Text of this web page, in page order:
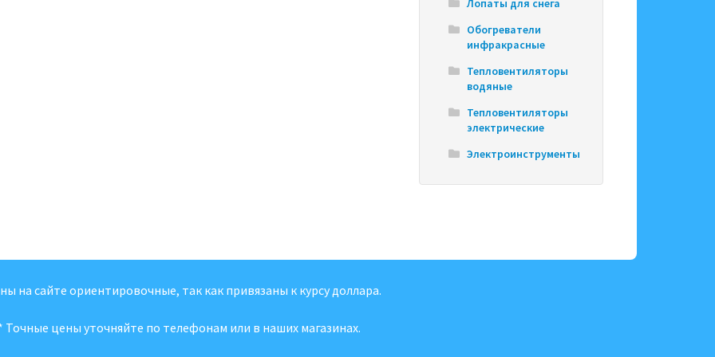
Лопаты для снега
Обогреватели
инфракрасные
Тепловентиляторы
водяные
Тепловентиляторы
электрические
Электроинструменты
на сайте ориентировочные, так как привязаны к курсу доллара.
Точные цены уточняйте по телефонам или в наших магазинах.